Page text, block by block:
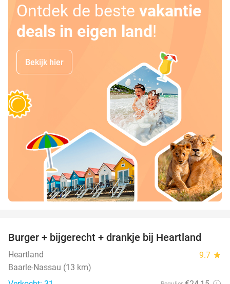
Ontdek de beste vakantie
deals in eigen land!
Bekijk hier
36%
Burger + bijgerecht + drankje bij Heartland
Heartland 9.7 star
Baarle-Nassau (13 km)